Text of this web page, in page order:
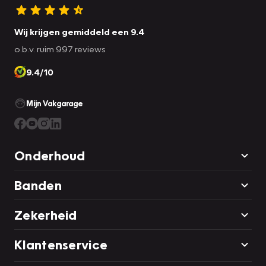
Wij krijgen gemiddeld een 9.4
o.b.v. ruim 997 reviews
9.4/10
Mijn Vakgarage
Onderhoud
Banden
Zekerheid
Klantenservice